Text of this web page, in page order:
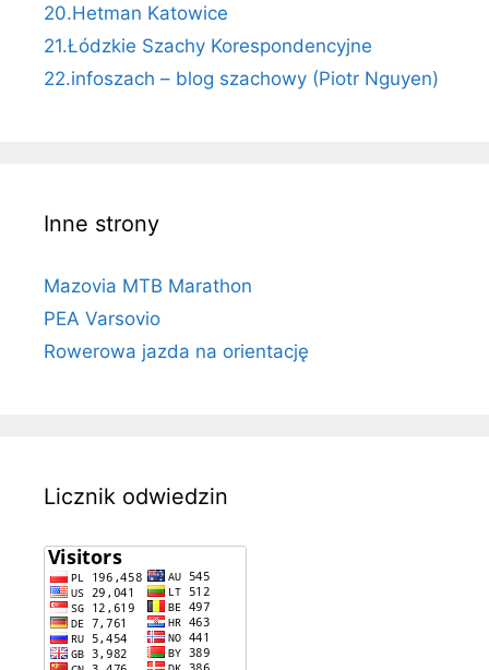
20.Hetman Katowice
21.Łódzkie Szachy Korespondencyjne
22.infoszach – blog szachowy (Piotr Nguyen)
Inne strony
Mazovia MTB Marathon
PEA Varsovio
Rowerowa jazda na orientację
Licznik odwiedzin